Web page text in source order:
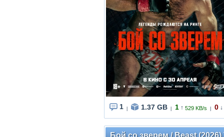
1 1.37 GB 1 ↑ 529 KB/s 0 ↓
Бой со зверем / Beast